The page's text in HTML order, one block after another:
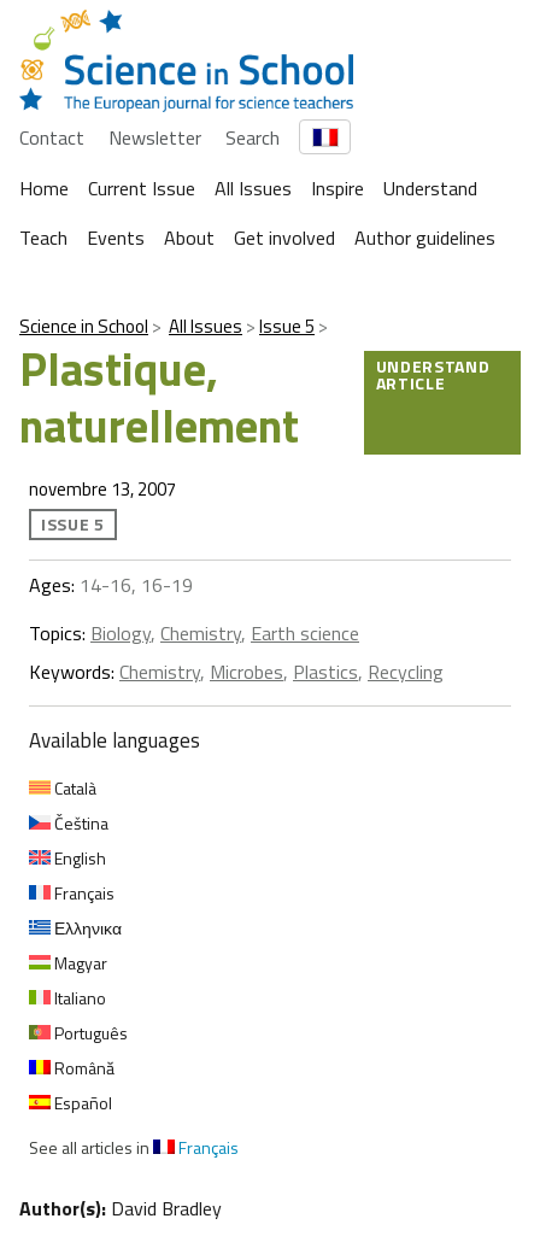
Contact Newsletter
Search
Home
Current Issue All Issues Inspire
Understand
Teach
Events About Get involved Author guidelines
Science in School All Issues Issue 5
Plastique,
naturellement
UNDERSTAND
ARTICLE
novembre 13, 2007
ISSUE 5
Ages: 14-16, 16-19
Topics: Biology, Chemistry, Earth science
Keywords: Chemistry, Microbes, Plastics, Recycling
Available languages
Català
Čeština
English
Français
Ελληνικα
Magyar
Italiano
Português
Română
Español
See all articles in
Français
Author(s): David Bradley